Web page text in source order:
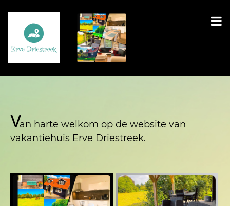
Van harte welkom op de website van
vakantiehuis Erve Driestreek.